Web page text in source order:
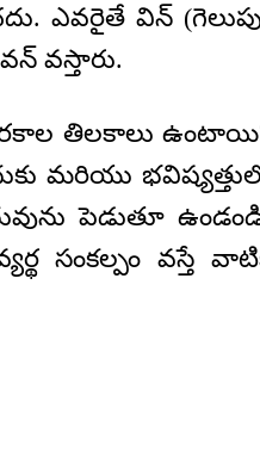
ఎవరైతే విన్
వస్తారు.
రకాల తిలకాలు
మరియు
పెడుతూ
సంకల్పం వస్తే